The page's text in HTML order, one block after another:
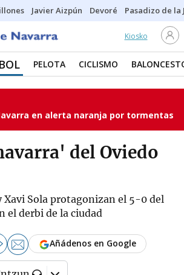
Javier Aizpún Devoré Pasadizo de la
Kiosko
PELOTA CICLISMO
en alerta naranja por tormentas
del Oviedo
Xavi Sola protagonizan el 5-0 del
el derbi de la ciudad
Añádenos en Google